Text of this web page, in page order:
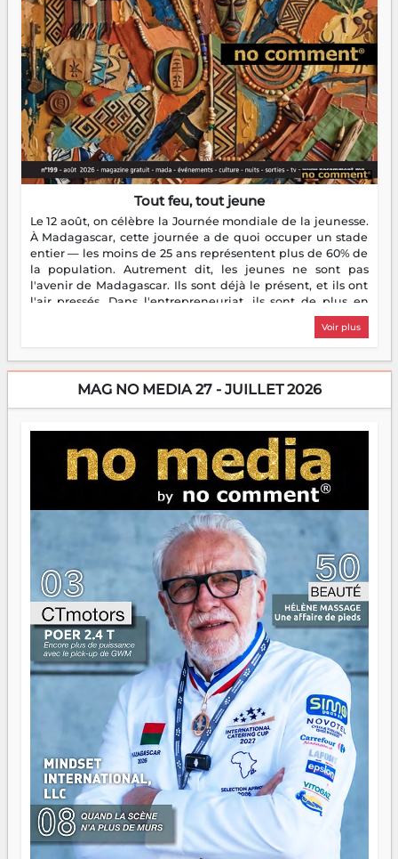
Tout feu, tout jeune
Le 12 août, on célèbre la Journée mondiale de la jeunesse.
À Madagascar, cette journée a de quoi occuper un stade
entier — les moins de 25 ans représentent plus de 60% de
la population. Autrement dit, les jeunes ne sont pas
l'avenir de Madagascar. Ils sont déjà le présent, et ils ont
l'air pressés. Dans l'entrepreneuriat, ils sont de plus en
plus nombreux à se lancer, à créer, à risquer — souvent
sans filet, souvent sans aide, mais toujours avec cette
dorment vraiment la nuit. En culture, les nouvelles sont
encore meilleures. Aina Rasamoelina vient de décrocher le
Prix RFI Instrumental Afrique. Miangaly Elia rafle le Prix
jeunes qui tiennent la torche. Alors oui, on pourrait
s'arrêter là, applaudir et rentrer chez soi satisfait. Mais ce
serait passer à côté d'une chose essentielle. La fougue, ça
brûle fort — et parfois, ça brûle vite. Une flamme sans
direction peut éclairer autant qu'elle peut consumer. C'est
là que les aînés entrent en scène — pas pour reprendre le
gouvernail, mais pour montrer où sont les récifs. Les jeunes
ont la force, les vieux ont l'expérience, comme on dit. Ce
n'est pas un combat de générations — c'est une question
d'équipage. Partagez vos réussites, mais aussi vos échecs.
Surtout vos échecs, d'ailleurs — ils enseignent mieux que
n'importe quel manuel. À Madagascar, la barque avance.
Il faut juste s'assurer que tout le monde rame dans le
même sens.
Voir plus
MAG NO MEDIA 27 - JUILLET 2026